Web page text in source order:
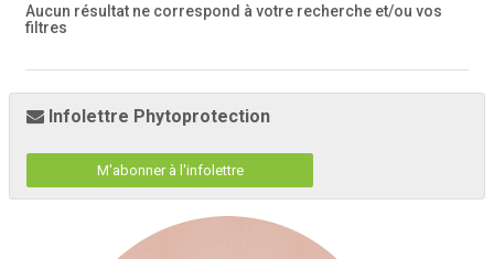
Aucun résultat ne correspond à votre recherche et/ou vos
filtres
Infolettre Phytoprotection
M'abonner à l'infolettre